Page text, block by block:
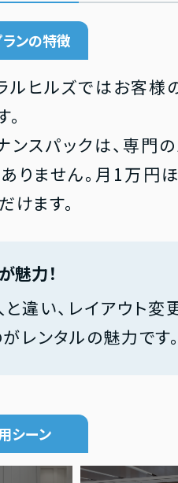
ンの特徴
ルヒルズではお客様
ンスパックは、専門
りません。月1万円
けます。
魅力！
違い、レイアウト
レンタルの魅力です。
シーン